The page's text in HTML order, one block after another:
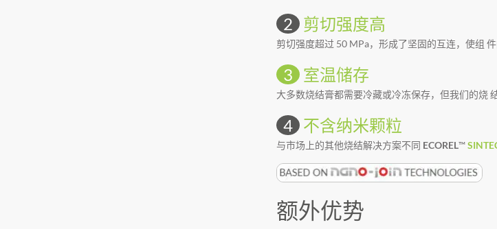
2 剪切强度高
剪切强度超过 50 MPa，形成了坚固的互连，使组
3 室温储存
大多数烧结膏都需要冷藏或冷冻保存，但我们的烧
4 不含纳米颗粒
与市场上的其他烧结解决方案不同 ECOREL™
额外优势